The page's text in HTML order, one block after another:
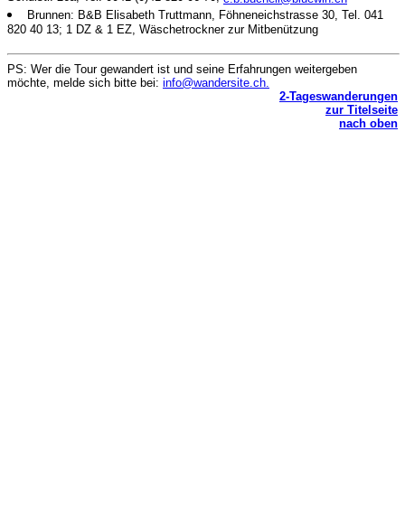
Brunnen: B&B Elisabeth Truttmann, Föhneneichstrasse 30, Tel. 041
820 40 13; 1 DZ & 1 EZ, Wäschetrockner zur Mitbenützung
PS: Wer die Tour gewandert ist und seine Erfahrungen weitergeben
möchte, melde sich bitte bei: info@wandersite.ch.
2-Tageswanderungen
zur Titelseite
nach oben